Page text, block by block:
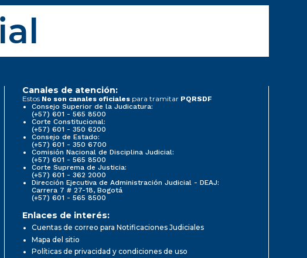
Canales de atención:
Estos No son canales oficiales para tramitar PQRSDF
Consejo Superior de la Judicatura:
(+57) 601 - 565 8500
Corte Constitucional:
(+57) 601 - 350 6200
Consejo de Estado:
(+57) 601 - 350 6700
Comisión Nacional de Disciplina Judicial:
(+57) 601 - 565 8500
Corte Suprema de Justicia:
(+57) 601 - 362 2000
Dirección Ejecutiva de Administración Judicial - DEAJ:
Carrera 7 # 27-18, Bogotá
(+57) 601 - 565 8500
Enlaces de interés:
Cuentas de correo para Notificaciones Judiciales
Mapa del sitio
Políticas de privacidad y condiciones de uso